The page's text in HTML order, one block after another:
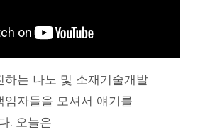
는 나노 및 소재기술개발
자들을 모셔서 얘기를
. 오늘은